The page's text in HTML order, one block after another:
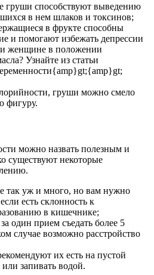
груши способствуют выведению
в нем шлаков и токсинов;
в фрукте способны
и помогают избежать депрессии
женщине в положении
Узнайте из статьи
груши можно смело
фигуру.
можно назвать полезным и
существуют некоторые
так уж и много, но вам нужно
есть склонность к
в кишечнике;
один прием съедать более 5
случае возможно расстройство
их есть на пустой
запивать водой.